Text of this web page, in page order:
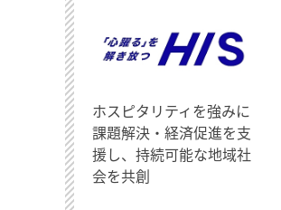
ホスピタリティを強みに
課題解決・経済促進を支
援し、持続可能な地域社
会を共創